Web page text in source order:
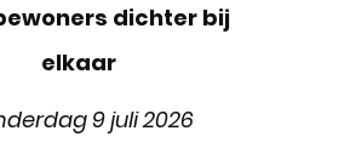
dichter bij
elkaar
9 juli 2026